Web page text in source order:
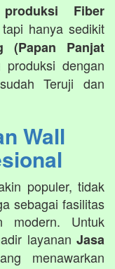
produksi Fiber
tapi hanya sedikit
(Papan Panjat
dengan
Teruji dan
Wall
populer, tidak
sebagai fasilitas
modern. Untuk
layanan Jasa
menawarkan